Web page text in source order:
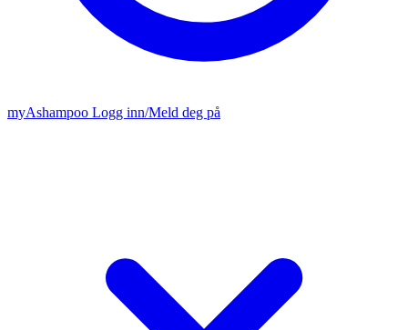
myAshampoo Logg inn/Meld deg på